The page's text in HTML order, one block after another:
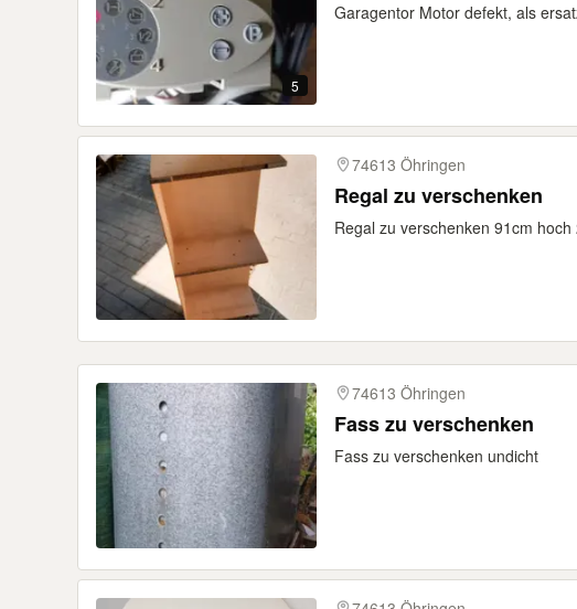
5
Garagentor Motor defekt, als
74613 Öhringen
Regal zu verschenken
Regal zu verschenken 91cm
74613 Öhringen
Fass zu verschenken
Fass zu verschenken undicht